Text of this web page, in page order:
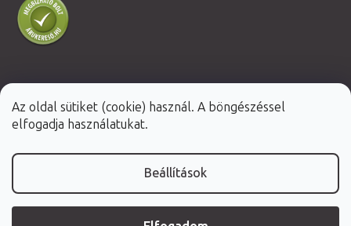
Az oldal sütiket (cookie) használ. A böngészéssel
elfogadja használatukat.
Beállítások
Shoptet Premium készítette